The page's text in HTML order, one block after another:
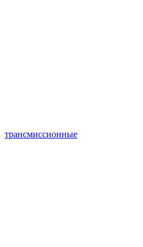
трансмиссионные